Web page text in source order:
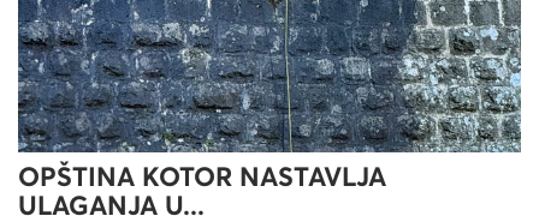
OPŠTINA KOTOR NASTAVLJA
ULAGANJA U...